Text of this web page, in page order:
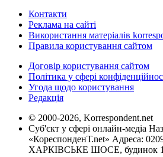
Контакти
Реклама на сайті
Використання матеріалів
Правила користування сайтом
Договір користування сайтом
Політика у сфері
Угода щодо користування
Редакція
© 2000-2026, Korrespondent.net
Суб'єкт у сфері онлайн-медіа
«КореспонденТ.net» Адреса:
ХАРКІВСЬКЕ ШОСЕ, будинок